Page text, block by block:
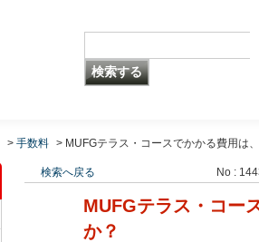
> 手数料 > MUFGテラス・コースでかかる費用は
検索へ戻る No :
MUFGテラス・コー
か？